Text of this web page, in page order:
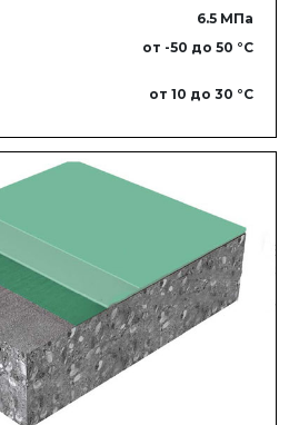
6.5 МПа
от -50 до 50 °C
от 10 до 30 °C